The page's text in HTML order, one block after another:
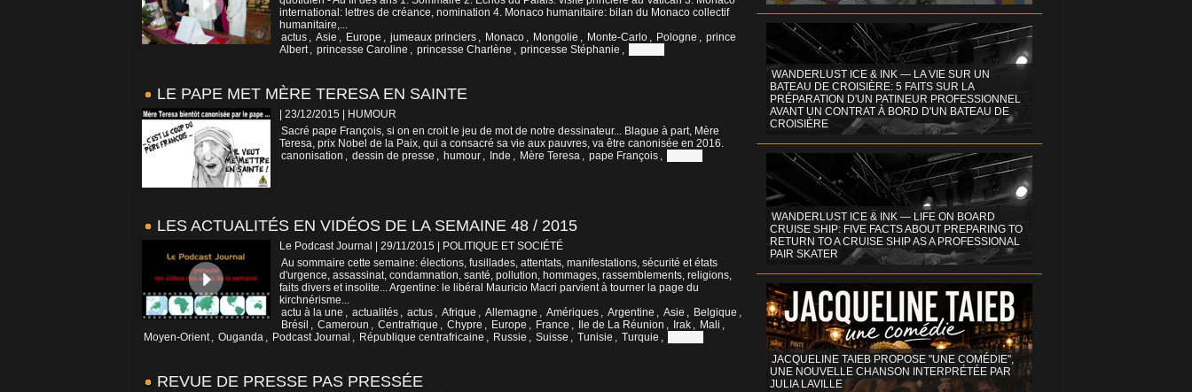
international: lettres de créance, nomination 4. Monaco humanitaire: bilan du Monaco collectif
humanitaire,...
actus , Asie , Europe , jumeaux princiers , Monaco , Mongolie , Monte-Carlo , Pologne , prince
Albert , princesse Caroline , princesse Charlène , princesse Stéphanie ,
LE PAPE MET MÈRE TERESA EN SAINTE
| 23/12/2015
HUMOUR
Sacré pape François, si on en croit le jeu de mot de notre dessinateur... Blague à part, Mère
Teresa, prix Nobel de la Paix, qui a consacré sa vie aux pauvres, va être canonisée en 2016.
canonisation , dessin de presse , humour , Inde , Mère Teresa , pape François ,
LES ACTUALITÉS EN VIDÉOS DE LA SEMAINE 48 / 2015
Le Podcast Journal | 29/11/2015
POLITIQUE ET SOCIÉTÉ
Au sommaire cette semaine: élections, fusillades, attentats, manifestations, sécurité et états
d'urgence, assassinat, condamnation, santé, pollution, hommages, rassemblements, religions,
faits divers et insolite... Argentine: le libéral Mauricio Macri parvient à tourner la page du
kirchnérisme...
actu à la une , actualités , actus , Afrique , Allemagne , Amériques , Argentine , Asie , Belgique ,
Brésil , Cameroun , Centrafrique , Chypre , Europe , France , Ile de La Réunion , Irak , Mali ,
Moyen-Orient , Ouganda , Podcast Journal , République centrafricaine , Russie , Suisse , Tunisie , Turquie ,
REVUE DE PRESSE PAS PRESSÉE
WANDERLUST ICE & INK — LA VIE SUR UN
BATEAU DE CROISIÈRE: 5 FAITS SUR LA
PRÉPARATION D'UN PATINEUR PROFESSIONNEL
AVANT UN CONTRAT À BORD D'UN BATEAU DE
CROISIÈRE
WANDERLUST ICE & INK — LIFE ON BOARD
CRUISE SHIP: FIVE FACTS ABOUT PREPARING TO
RETURN TO A CRUISE SHIP AS A PROFESSIONAL
PAIR SKATER
JACQUELINE TAIEB PROPOSE "UNE COMÉDIE",
UNE NOUVELLE CHANSON INTERPRÉTÉE PAR
JULIA LAVILLE